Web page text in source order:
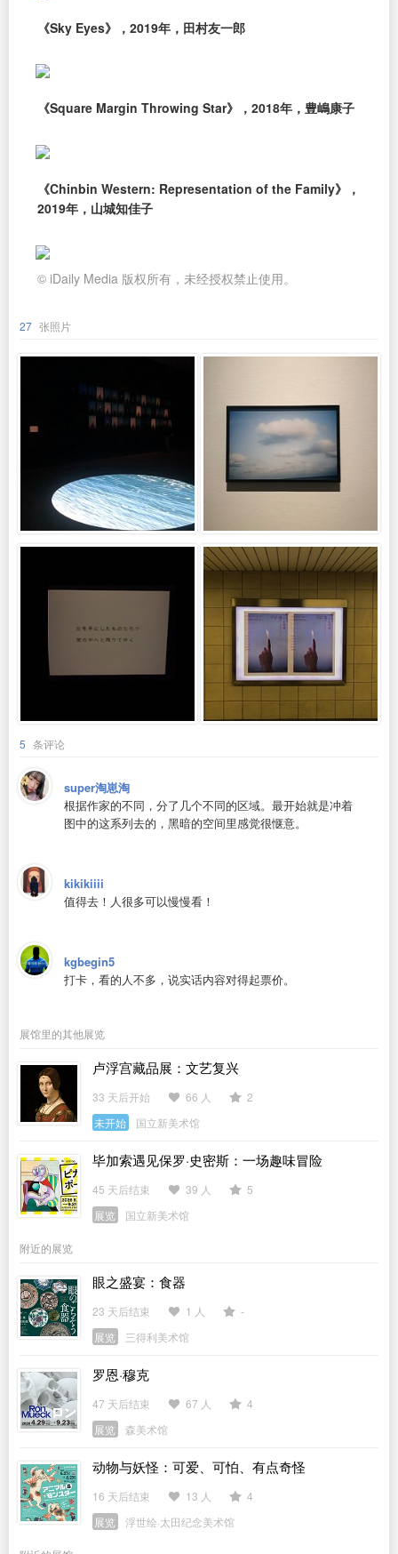
《Sky Eyes》，2019年，田村友一郎
《Square Margin Throwing Star》，2018年，豊嶋康子
《Chinbin Western: Representation of the Family》，
2019年，山城知佳子
© iDaily Media 版权所有，未经授权禁止使用。
27 张照片
5 条评论
super淘崽淘
根据作家的不同，分了几个不同的区域。最开始就是冲着
图中的这系列去的，黑暗的空间里感觉很惬意。
kikikiiii
值得去！人很多可以慢慢看！
kgbegin5
打卡，看的人不多，说实话内容对得起票价。
展馆里的其他展览
卢浮宫藏品展：文艺复兴
33 天后开始 66 人
2
未开始
国立新美术馆
毕加索遇见保罗·史密斯：一场趣味冒险
45 天后结束 39 人
5
展览
国立新美术馆
附近的展览
眼之盛宴：食器
23 天后结束 1 人
-
展览
三得利美术馆
罗恩·穆克
47 天后结束 67 人
4
展览
森美术馆
动物与妖怪：可爱、可怕、有点奇怪
16 天后结束 13 人
4
展览
浮世绘·太田纪念美术馆